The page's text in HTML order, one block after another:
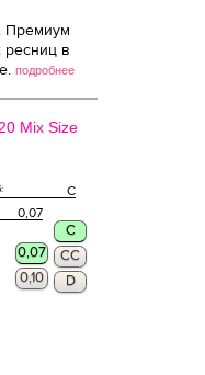
Премиум
ресниц в
подробнее
Mix Size
C
0,07
C
0,07
0,10
CC
D